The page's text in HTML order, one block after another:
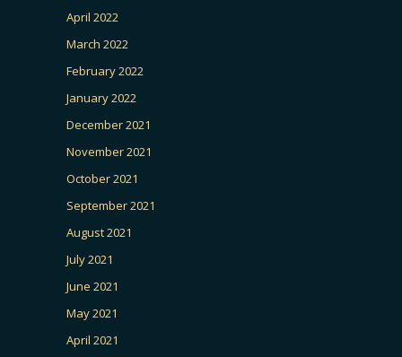
April 2022
March 2022
February 2022
January 2022
December 2021
November 2021
October 2021
September 2021
August 2021
July 2021
June 2021
May 2021
April 2021